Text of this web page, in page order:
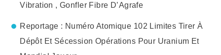
Vibration , Gonfler Fibre D’Agrafe
Reportage : Numéro Atomique 102 Limites Tirer À
Dépôt Et Sécession Opérations Pour Uranium Et